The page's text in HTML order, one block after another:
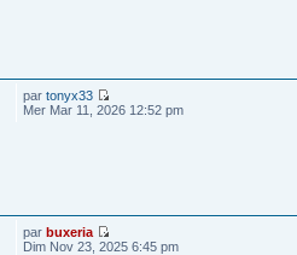
partonyx33
Mer Mar 11, 2026 12:52 pm
parbuxeria
Dim Nov 23, 2025 6:45 pm